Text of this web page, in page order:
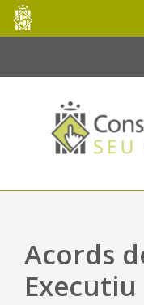
Salta al contingut principal
Consell
de
Mallorca
Acords
Executiu